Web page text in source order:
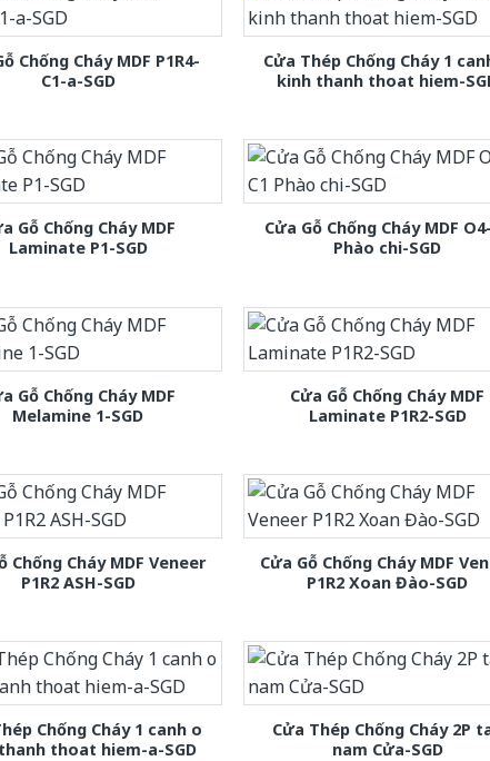
Chống Cháy MDF P1R4-
C1-a-SGD
Cửa Thép Chống Cháy 1
kinh thanh thoat hiem-
Gỗ Chống Cháy MDF
Laminate P1-SGD
Cửa Gỗ Chống Cháy MDF
Phào chi-SGD
Gỗ Chống Cháy MDF
Melamine 1-SGD
Cửa Gỗ Chống Cháy MDF
Laminate P1R2-SGD
Chống Cháy MDF Veneer
P1R2 ASH-SGD
Cửa Gỗ Chống Cháy MDF
P1R2 Xoan Đào-SGD
Chống Cháy 1 canh o
thoat hiem-a-SGD
Cửa Thép Chống Cháy 2P
nam Cửa-SGD